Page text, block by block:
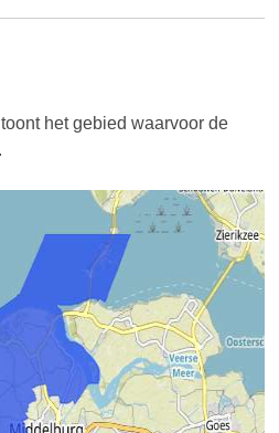
het gebied waarvoor de